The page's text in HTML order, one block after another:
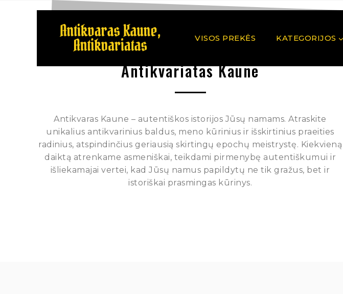
VISOS PREKĖS KATEGORIJOS
Antikvariatas Kaune
Antikvaras Kaune – autentiškos istorijos Jūsų namams. Atraskite
unikalius antikvarinius baldus, meno kūrinius ir išskirtinius praeities
radinius, atspindinčius geriausią skirtingų epochų meistrystę. Kiekvieną
daiktą atrenkame asmeniškai, teikdami pirmenybę autentiškumui ir
išliekamajai vertei, kad Jūsų namus papildytų ne tik gražus, bet ir
istoriškai prasmingas kūrinys.